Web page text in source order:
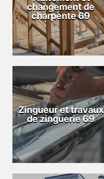
changement de
charpente 69
Zingueur et travaux
de zinguerie 69